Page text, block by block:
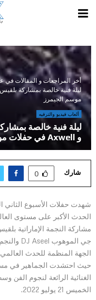
PRIMARY
أخر المراجعات و المقالات في
موسم الجيمرز
ألعاب فيديو والترفيه
و Axwell في حفلات موسم الجيمرز
شارك 0
شهدت حفلات الأسبوع
الحدث الأكبر على مستوى
مشاركة النجمة الإماراتية
الجهة المنظمة للحدث
الغنائية الرائعة لنجوم الفن
الخميس 21 يوليو 2022.